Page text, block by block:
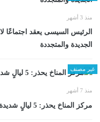
منذ 3 أشهر
الرئيس السيسى يعقد
الجديدة والمتجددة
غير مصنف
منذ 7 أشهر
مركز المناخ يحذر: 5 ليالٍ شديدة البرودة حتى الأربعاء المقبل